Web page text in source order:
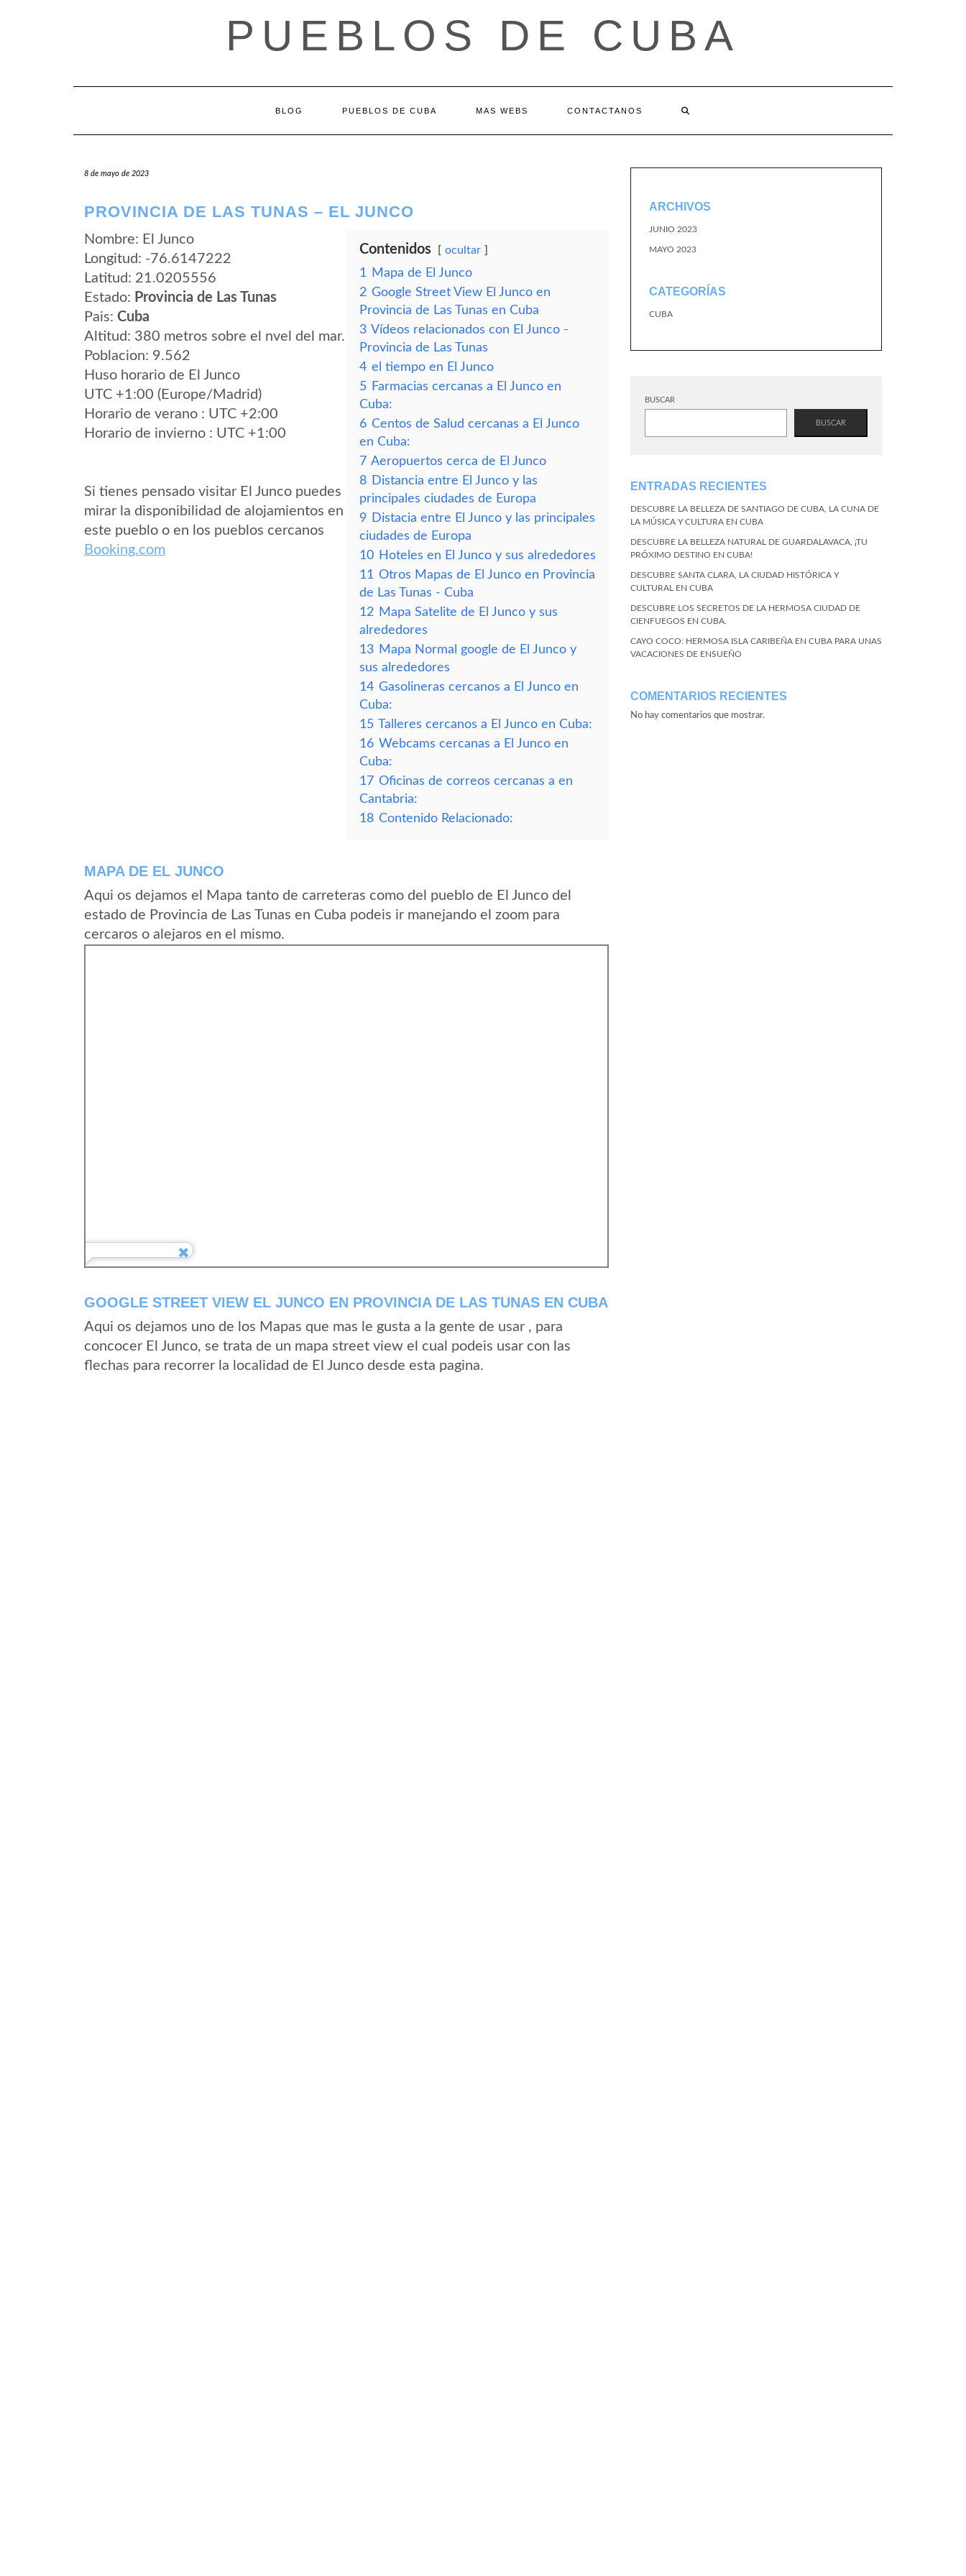
PUEBLOS DE CUBA
BLOG PUEBLOS DE CUBA MAS WEBS CONTACTANOS
8 de mayo de 2023
PROVINCIA DE LAS TUNAS – EL JUNCO
Nombre: El Junco
Longitud: -76.6147222
Latitud: 21.0205556
Estado: Provincia de Las Tunas
Pais: Cuba
Altitud: 380 metros sobre el nvel del mar.
Poblacion: 9.562
Huso horario de El Junco
UTC +1:00 (Europe/Madrid)
Horario de verano : UTC +2:00
Horario de invierno : UTC +1:00
Si tienes pensado visitar El Junco puedes
mirar la disponibilidad de alojamientos en
este pueblo o en los pueblos cercanos
Booking.com
Contenidos ocultar
1
Mapa de El Junco
2 Google Street View El Junco en
Provincia de Las Tunas en Cuba
3 Vídeos relacionados con El Junco -
Provincia de Las Tunas
4 el tiempo en El Junco
5 Farmacias cercanas a El Junco en
Cuba:
6 Centos de Salud cercanas a El Junco
en Cuba:
7 Aeropuertos cerca de El Junco
8 Distancia entre El Junco y las
principales ciudades de Europa
9 Distacia entre El Junco y las principales
ciudades de Europa
10 Hoteles en El Junco y sus alrededores
11 Otros Mapas de El Junco en Provincia
de Las Tunas - Cuba
12 Mapa Satelite de El Junco y sus
alrededores
13 Mapa Normal google de El Junco y
sus alrededores
14 Gasolineras cercanos a El Junco en
Cuba:
15 Talleres cercanos a El Junco en Cuba:
16 Webcams cercanas a El Junco en
Cuba:
17 Oficinas de correos cercanas a en
Cantabria:
18 Contenido Relacionado:
MAPA DE EL JUNCO
Aqui os dejamos el Mapa tanto de carreteras como del pueblo de El Junco del
estado de Provincia de Las Tunas en Cuba podeis ir manejando el zoom para
cercaros o alejaros en el mismo.
GOOGLE STREET VIEW EL JUNCO EN PROVINCIA DE LAS TUNAS EN CUBA
Aqui os dejamos uno de los Mapas que mas le gusta a la gente de usar , para
concocer El Junco, se trata de un mapa street view el cual podeis usar con las
flechas para recorrer la localidad de El Junco desde esta pagina.
ARCHIVOS
JUNIO 2023
MAYO 2023
CATEGORÍAS
CUBA
BUSCAR
BUSCAR
ENTRADAS RECIENTES
DESCUBRE LA BELLEZA DE SANTIAGO DE CUBA, LA CUNA DE
LA MÚSICA Y CULTURA EN CUBA
DESCUBRE LA BELLEZA NATURAL DE GUARDALAVACA, ¡TU
PRÓXIMO DESTINO EN CUBA!
DESCUBRE SANTA CLARA, LA CIUDAD HISTÓRICA Y
CULTURAL EN CUBA
DESCUBRE LOS SECRETOS DE LA HERMOSA CIUDAD DE
CIENFUEGOS EN CUBA.
CAYO COCO: HERMOSA ISLA CARIBEÑA EN CUBA PARA UNAS
VACACIONES DE ENSUEÑO
COMENTARIOS RECIENTES
No hay comentarios que mostrar.